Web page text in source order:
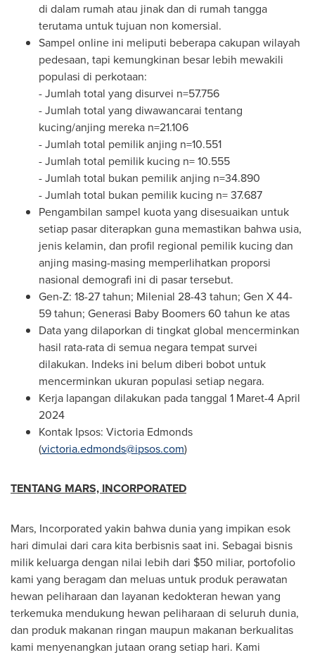
di dalam rumah atau jinak dan di rumah tangga
terutama untuk tujuan non komersial.
Sampel online ini meliputi beberapa cakupan wilayah
pedesaan, tapi kemungkinan besar lebih mewakili
populasi di perkotaan:
- Jumlah total yang disurvei n=57.756
- Jumlah total yang diwawancarai tentang
kucing/anjing mereka n=21.106
- Jumlah total pemilik anjing n=10.551
- Jumlah total pemilik kucing n= 10.555
- Jumlah total bukan pemilik anjing n=34.890
- Jumlah total bukan pemilik kucing n= 37.687
Pengambilan sampel kuota yang disesuaikan untuk
setiap pasar diterapkan guna memastikan bahwa usia,
jenis kelamin, dan profil regional pemilik kucing dan
anjing masing-masing memperlihatkan proporsi
nasional demografi ini di pasar tersebut.
Gen-Z: 18-27 tahun; Milenial 28-43 tahun; Gen X 44-
59 tahun; Generasi Baby Boomers 60 tahun ke atas
Data yang dilaporkan di tingkat global mencerminkan
hasil rata-rata di semua negara tempat survei
dilakukan. Indeks ini belum diberi bobot untuk
mencerminkan ukuran populasi setiap negara.
Kerja lapangan dilakukan pada tanggal 1 Maret-4 April
2024
Kontak Ipsos: Victoria Edmonds
(victoria.edmonds@ipsos.com)
TENTANG MARS, INCORPORATED
Mars, Incorporated yakin bahwa dunia yang impikan esok
hari dimulai dari cara kita berbisnis saat ini. Sebagai bisnis
milik keluarga dengan nilai lebih dari $50 miliar, portofolio
kami yang beragam dan meluas untuk produk perawatan
hewan peliharaan dan layanan kedokteran hewan yang
terkemuka mendukung hewan peliharaan di seluruh dunia,
dan produk makanan ringan maupun makanan berkualitas
kami menyenangkan jutaan orang setiap hari. Kami